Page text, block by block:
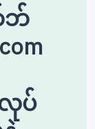
ဘ်
လုပ်